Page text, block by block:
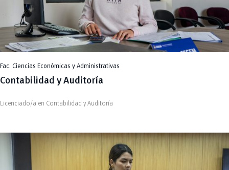
Fac. Ciencias Económicas y Administrativas
Contabilidad y Auditoría
Licenciado/a en Contabilidad y Auditoría